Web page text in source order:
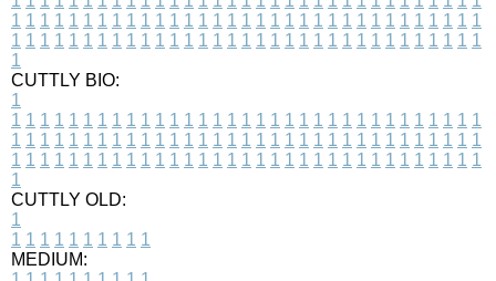
1 1 1 1 1 1 1 1 1 1 1 1 1 1 1 1 1 1 1 1 1 1 1 1 1 1 1 1 1 1 1 1 1
1 1 1 1 1 1 1 1 1 1 1 1 1 1 1 1 1 1 1 1 1 1 1 1 1 1 1 1 1 1 1 1 1
1
CUTTLY BIO:
1
1 1 1 1 1 1 1 1 1 1 1 1 1 1 1 1 1 1 1 1 1 1 1 1 1 1 1 1 1 1 1 1 1
1 1 1 1 1 1 1 1 1 1 1 1 1 1 1 1 1 1 1 1 1 1 1 1 1 1 1 1 1 1 1 1 1
1 1 1 1 1 1 1 1 1 1 1 1 1 1 1 1 1 1 1 1 1 1 1 1 1 1 1 1 1 1 1 1 1
1
CUTTLY OLD:
1
1 1 1 1 1 1 1 1 1 1
MEDIUM: